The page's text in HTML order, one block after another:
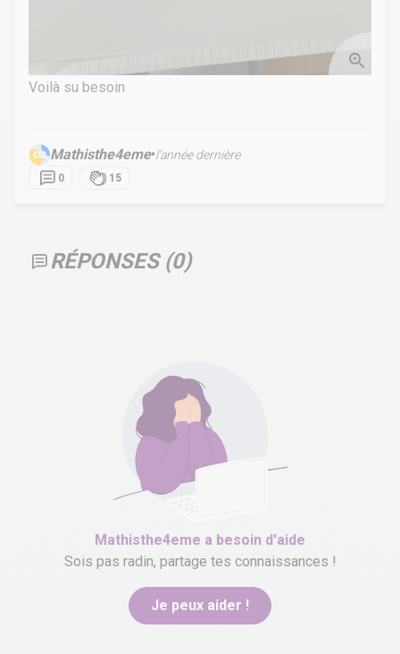
Voilà su besoin
Mathisthe4eme•l’année dernière
0 15
RÉPONSES (0)
Mathisthe4eme a besoin d'aide
Sois pas radin, partage tes connaissances !
Je peux aider !